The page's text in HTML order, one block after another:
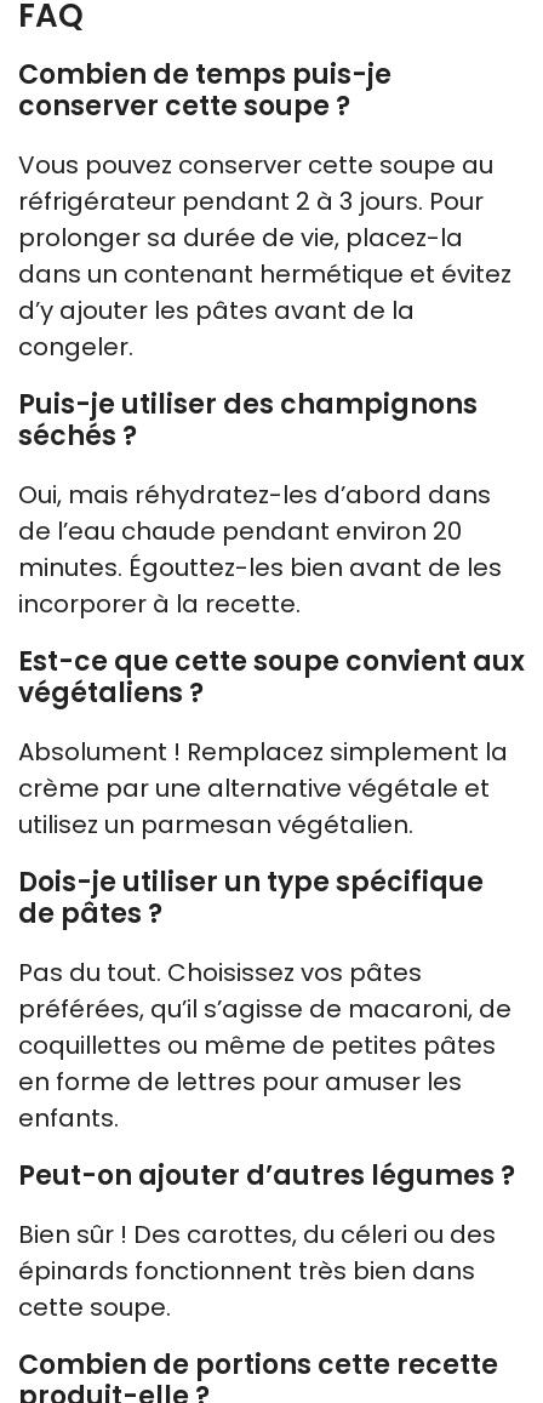
FAQ
Combien de temps puis-je
conserver cette soupe ?
Vous pouvez conserver cette soupe au
réfrigérateur pendant 2 à 3 jours. Pour
prolonger sa durée de vie, placez-la
dans un contenant hermétique et évitez
d’y ajouter les pâtes avant de la
congeler.
Puis-je utiliser des champignons
séchés ?
Oui, mais réhydratez-les d’abord dans
de l’eau chaude pendant environ 20
minutes. Égouttez-les bien avant de les
incorporer à la recette.
Est-ce que cette soupe convient aux
végétaliens ?
Absolument ! Remplacez simplement la
crème par une alternative végétale et
utilisez un parmesan végétalien.
Dois-je utiliser un type spécifique
de pâtes ?
Pas du tout. Choisissez vos pâtes
préférées, qu’il s’agisse de macaroni, de
coquillettes ou même de petites pâtes
en forme de lettres pour amuser les
enfants.
Peut-on ajouter d’autres légumes ?
Bien sûr ! Des carottes, du céleri ou des
épinards fonctionnent très bien dans
cette soupe.
Combien de portions cette recette